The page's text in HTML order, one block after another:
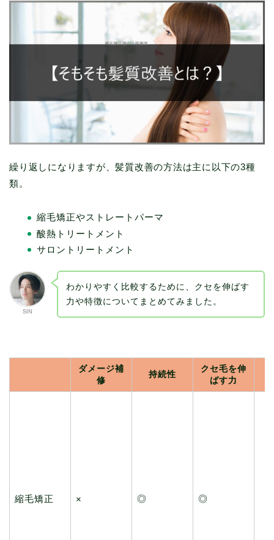
繰り返しになりますが、髪質改善の方法は主に以下の3種
類。
縮毛矯正やストレートパーマ
酸熱トリートメント
サロントリートメント
SIN
わかりやすく比較するために、クセを伸ばす
力や特徴についてまとめてみました。
ダメージ補
修
持続性
クセ毛を伸
ばす力
縮毛矯正 × ◎ ◎